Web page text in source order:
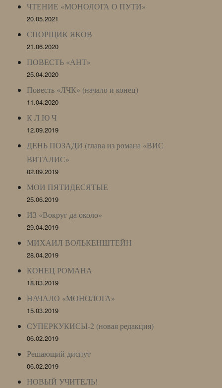
ЧТЕНИЕ «МОНОЛОГА О ПУТИ»
20.05.2021
СПОРЩИК ЯКОВ
21.06.2020
ПОВЕСТЬ «АНТ»
25.04.2020
Повесть «ЛЧК» (начало и конец)
11.04.2020
К Л Ю Ч
12.09.2019
ДЕНЬ ПОЗАДИ (глава из романа «ВИС
ВИТАЛИС»
02.09.2019
МОИ ПЯТИДЕСЯТЫЕ
25.06.2019
ИЗ «Вокруг да около»
29.04.2019
МИХАИЛ ВОЛЬКЕНШТЕЙН
28.04.2019
КОНЕЦ РОМАНА
18.03.2019
НАЧАЛО «МОНОЛОГА»
15.03.2019
СУПЕРКУКИСЫ-2 (новая редакция)
06.02.2019
Решающий диспут
06.02.2019
НОВЫЙ УЧИТЕЛЬ!